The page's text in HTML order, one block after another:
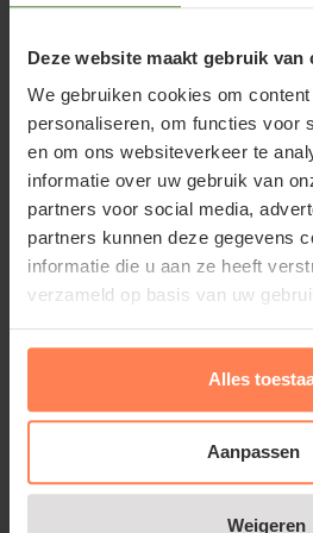
Deze website maakt gebruik van
We gebruiken cookies om
personaliseren, om functies voor
en om ons websiteverkeer te
informatie over uw gebruik van
partners voor social media,
partners kunnen deze gegevens
informatie die u aan ze heeft
verzameld op basis van uw
Alles
Aanpassen
Weigeren
Euphorbia characias ssp.
warme en beschutte plaats.
de plant niet te nat staan,
tuinplant houdt van een
daarom aanplantgrond bij het
Euphorbia characias
en onderhouden
Snoei in het voorjaar de
takken van Wolfsmelk weg.
Lees meer
Gerelateerde